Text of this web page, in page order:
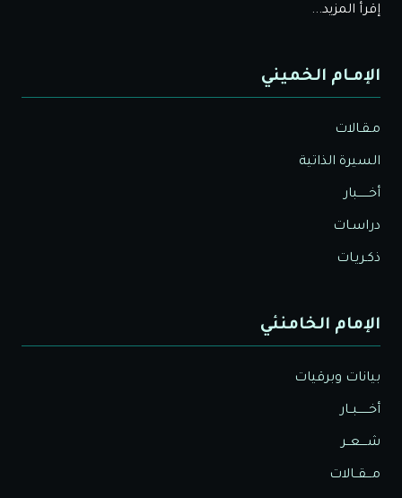
إقرأ المزيد...
الإمـام الخميني
مـقـالات
السيرة الذاتية
أخــــــبار
دراسـات
ذكـريـات
الإمام الخامنئي
بيانات وبرقيات
أخــــــبــار
شــــعــر
مـــقــالات